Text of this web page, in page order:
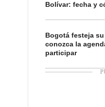
Bolívar: fecha y
Bogotá festeja
conozca la
participar